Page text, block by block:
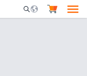
Mobile Search